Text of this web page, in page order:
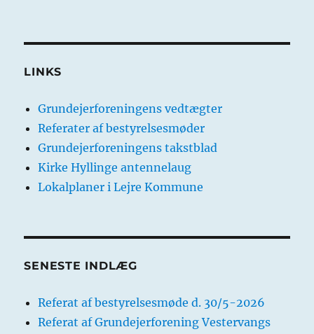
LINKS
Grundejerforeningens vedtægter
Referater af bestyrelsesmøder
Grundejerforeningens takstblad
Kirke Hyllinge antennelaug
Lokalplaner i Lejre Kommune
SENESTE INDLÆG
Referat af bestyrelsesmøde d. 30/5-2026
Referat af Grundejerforening Vestervangs